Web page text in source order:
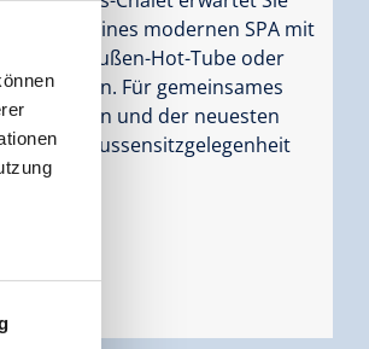
eines modernen SPA mit
Sie im Außen-Hot-Tube oder
relaxen. Für gemeinsames
mit Kamin und der neuesten
und Aussensitzgelegenheit